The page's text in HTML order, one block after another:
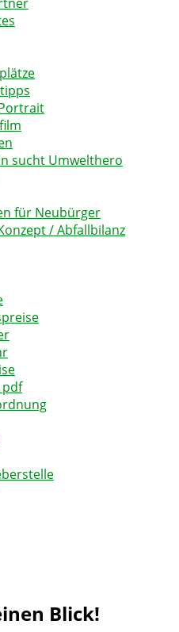
sucht Umwelthero
für Neubürger
/ Abfallbilanz
pdf
Blick!